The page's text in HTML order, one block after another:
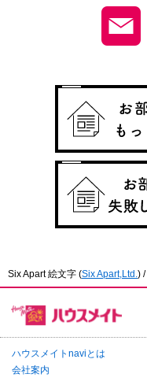
Six Apart 絵文字 (Six Apart,Ltd. ) /
ハウスメイトnaviとは
会社案内